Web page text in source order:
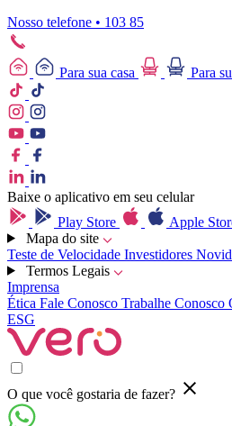
Nosso telefone • 103 85
Para sua casa Para
Baixe o aplicativo em seu celular
Play Store
Apple
Mapa do site
Teste de Velocidade Investidores
Termos Legais
Imprensa
Ética Fale Conosco Trabalhe Conosco
ESG
O que você gostaria de fazer?